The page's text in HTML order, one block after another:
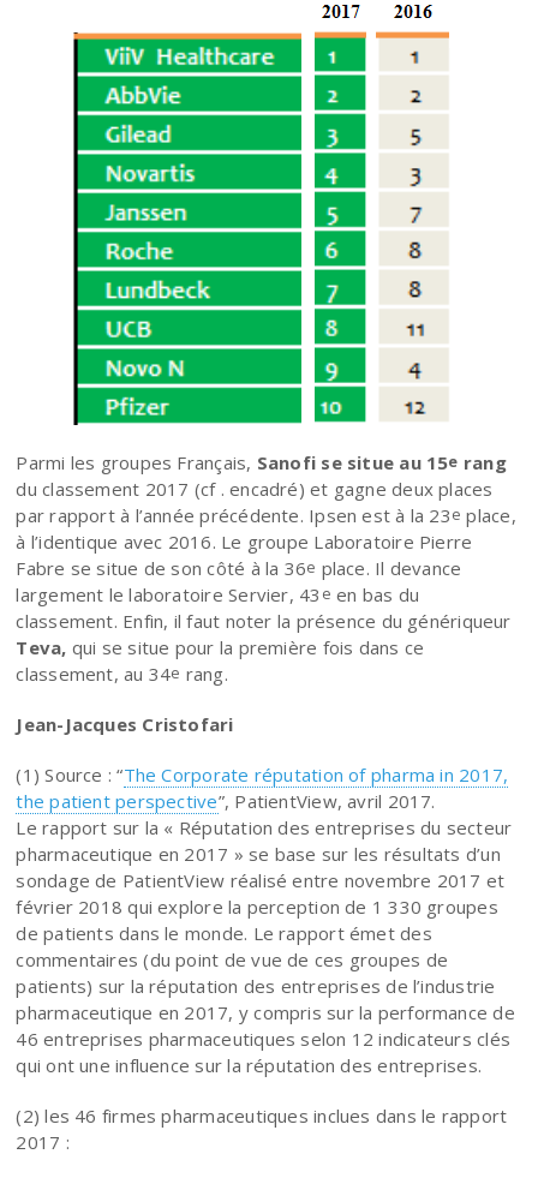
Parmi les groupes Français, Sanofi se situe au 15e rang
du classement 2017 (cf . encadré) et gagne deux places
par rapport à l’année précédente. Ipsen est à la 23e place,
à l’identique avec 2016. Le groupe Laboratoire Pierre
Fabre se situe de son côté à la 36e place. Il devance
largement le laboratoire Servier, 43 e en bas du
classement. Enfin, il faut noter la présence du génériqueur
Teva, qui se situe pour la première fois dans ce
classement, au 34e rang.
Jean-Jacques Cristofari
(1) Source : “The Corporate réputation of pharma in 2017,
the patient perspective”, PatientView, avril 2017.
Le rapport sur la « Réputation des entreprises du secteur
pharmaceutique en 2017 » se base sur les résultats d’un
sondage de PatientView réalisé entre novembre 2017 et
février 2018 qui explore la perception de 1 330 groupes
de patients dans le monde. Le rapport émet des
commentaires (du point de vue de ces groupes de
patients) sur la réputation des entreprises de l’industrie
pharmaceutique en 2017, y compris sur la performance de
46 entreprises pharmaceutiques selon 12 indicateurs clés
qui ont une influence sur la réputation des entreprises.
(2) les 46 firmes pharmaceutiques inclues dans le rapport
2017 :